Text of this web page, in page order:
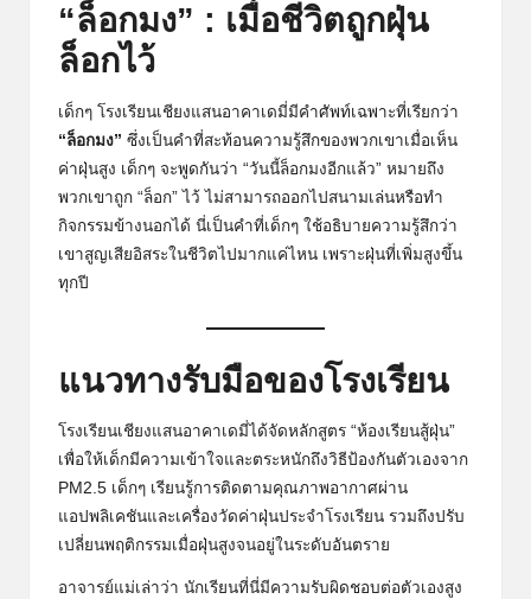
“ล็อกมง” : เมื่อชีวิตถูกฝุ่น
ล็อกไว้
เด็กๆ โรงเรียนเชียงแสนอาคาเดมี่มีคำศัพท์เฉพาะที่เรียกว่า
“ล็อกมง” ซึ่งเป็นคำที่สะท้อนความรู้สึกของพวกเขาเมื่อเห็น
ค่าฝุ่นสูง เด็กๆ จะพูดกันว่า “วันนี้ล็อกมงอีกแล้ว” หมายถึง
พวกเขาถูก “ล็อก” ไว้ ไม่สามารถออกไปสนามเล่นหรือทำ
กิจกรรมข้างนอกได้ นี่เป็นคำที่เด็กๆ ใช้อธิบายความรู้สึกว่า
เขาสูญเสียอิสระในชีวิตไปมากแค่ไหน เพราะฝุ่นที่เพิ่มสูงขึ้น
ทุกปี
แนวทางรับมือของโรงเรียน
โรงเรียนเชียงแสนอาคาเดมี่ได้จัดหลักสูตร “ห้องเรียนสู้ฝุ่น”
เพื่อให้เด็กมีความเข้าใจและตระหนักถึงวิธีป้องกันตัวเองจาก
PM2.5 เด็กๆ เรียนรู้การติดตามคุณภาพอากาศผ่าน
แอปพลิเคชันและเครื่องวัดค่าฝุ่นประจำโรงเรียน รวมถึงปรับ
เปลี่ยนพฤติกรรมเมื่อฝุ่นสูงจนอยู่ในระดับอันตราย
อาจารย์แม่เล่าว่า นักเรียนที่นี่มีความรับผิดชอบต่อตัวเองสูง